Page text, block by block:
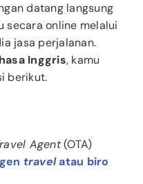
datang langsung
secara online melalui
jasa perjalanan.
Inggris, kamu
berikut.
Agent(OTA)
travelatau biro